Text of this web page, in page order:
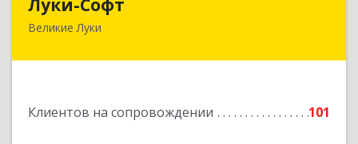
Великие Луки
Клиентов на сопровождении 101
182113, Псковская обл, Великие Луки г,